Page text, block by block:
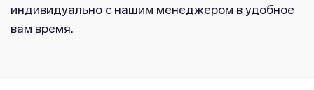
индивидуально с нашим менеджером в удобное
вам время.